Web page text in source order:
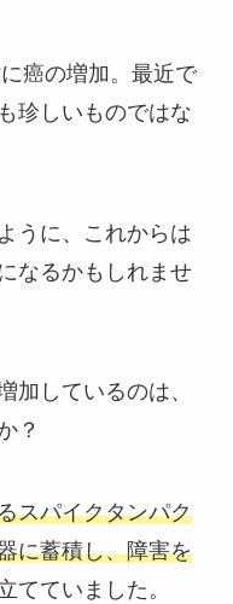
癌の増加。最近で
珍しいものではな
うに、これからは
なるかもしれませ
加しているのは、
？
スパイクタンパク
に蓄積し、障害を
てていました。